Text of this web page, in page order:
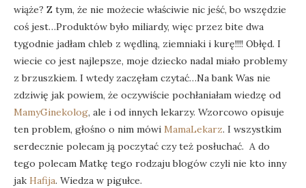
wiąże? Z tym, że nie możecie właściwie nic jeść, bo wszędzie
coś jest…Produktów było miliardy, więc przez bite dwa
tygodnie jadłam chleb z wędliną, ziemniaki i kurę!!!! Obłęd. I
wiecie co jest najlepsze, moje dziecko nadal miało problemy
z brzuszkiem. I wtedy zaczęłam czytać…Na bank Was nie
zdziwię jak powiem, że oczywiście pochłaniałam wiedzę od
MamyGinekolog, ale i od innych lekarzy. Wzorcowo opisuje
ten problem, głośno o nim mówi MamaLekarz. I wszystkim
serdecznie polecam ją poczytać czy też posłuchać. A do
tego polecam Matkę tego rodzaju blogów czyli nie kto inny
jak Hafija. Wiedza w pigułce.